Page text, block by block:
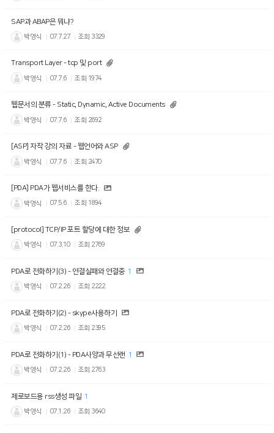
SAP과 ABAP은 뭐냐?
박영식 07.7.27 조회 3329
Transport Layer - tcp 및 port
박영식 07.7.6 조회 1974
웹문서의 분류 - Static, Dynamic, Active Documents
박영식 07.7.6 조회 2692
[ASP] 자작 강의 자료 - 웹언어와 ASP
박영식 07.7.6 조회 2470
[PDA] PDA가 웹서비스를 한다.
박영식 07.5.6 조회 1894
[protocol] TCP/IP 포트 할당에 대한 정보
박영식 07.3.10 조회 2769
PDA로 전화하기(3) - 연결실패와 연결중 1
박영식 07.2.26 조회 2222
PDA로 전화하기(2) - skype사용하기
박영식 07.2.26 조회 2395
PDA로 전화하기(1) - PDA사양과 무선랜 1
박영식 07.2.26 조회 2763
제로보드용 rss생성 파일 1
박영식 07.1.26 조회 3640